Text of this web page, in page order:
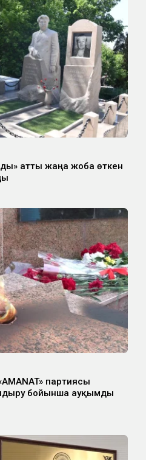
атты жаңа жоба өткен
партиясы
бойынша ауқымды